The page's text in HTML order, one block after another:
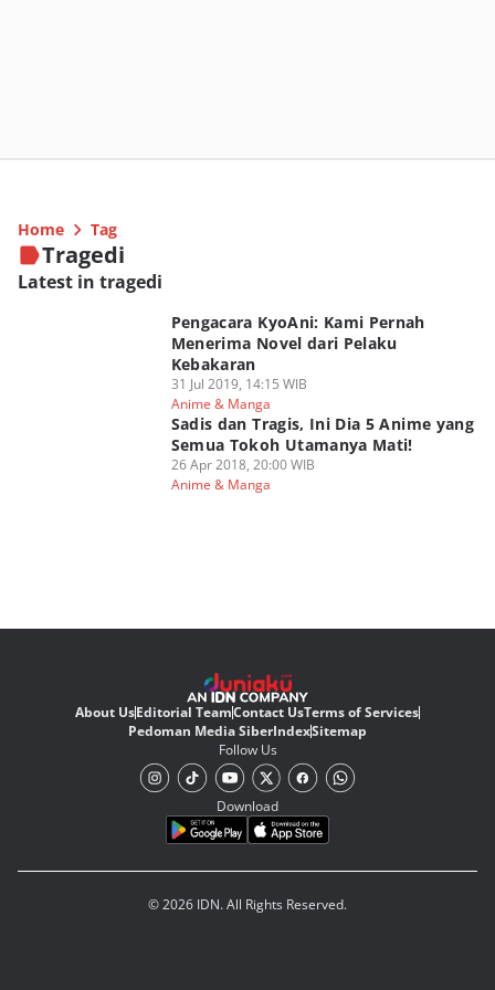
Home Tag
Tragedi
Latest in tragedi
Pengacara KyoAni: Kami Pernah
Menerima Novel dari Pelaku
Kebakaran
31 Jul 2019, 14:15 WIB
Anime & Manga
Sadis dan Tragis, Ini Dia 5 Anime yang
Semua Tokoh Utamanya Mati!
26 Apr 2018, 20:00 WIB
Anime & Manga
About UsEditorial TeamContact UsTerms of Services
Pedoman Media SiberIndexSitemap
Follow Us
Download
© 2026 IDN. All Rights Reserved.